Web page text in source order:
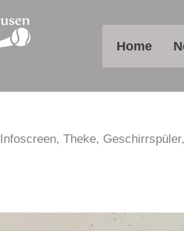
Home
Theke, Geschirrspüler,